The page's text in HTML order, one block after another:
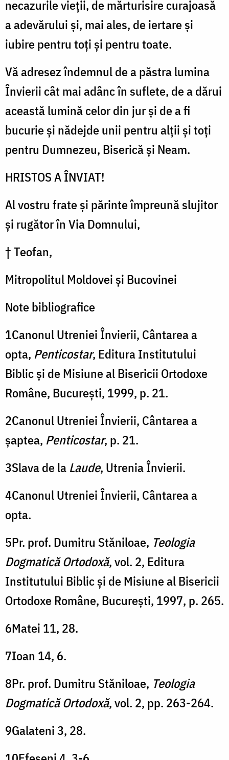
necazurile vieţii, de mărturisire curajoasă
a adevărului şi, mai ales, de iertare şi
iubire pentru toţi şi pentru toate.
Vă adresez îndemnul de a păstra lumina
Învierii cât mai adânc în suflete, de a dărui
această lumină celor din jur şi de a fi
bucurie şi nădejde unii pentru alţii şi toţi
pentru Dumnezeu, Biserică şi Neam.
HRISTOS A ÎNVIAT!
Al vostru frate şi părinte împreună slujitor
şi rugător în Via Domnului,
† Teofan,
Mitropolitul Moldovei şi Bucovinei
Note bibliografice
1Canonul Utreniei Învierii, Cântarea a
opta, Penticostar, Editura Institutului
Biblic şi de Misiune al Bisericii Ortodoxe
Române, Bucureşti, 1999, p. 21.
2Canonul Utreniei Învierii, Cântarea a
şaptea, Penticostar, p. 21.
3Slava de la Laude, Utrenia Învierii.
4Canonul Utreniei Învierii, Cântarea a
opta.
5Pr. prof. Dumitru Stăniloae, Teologia
Dogmatică Ortodoxă, vol. 2, Editura
Institutului Biblic şi de Misiune al Bisericii
Ortodoxe Române, Bucureşti, 1997, p. 265.
6Matei 11, 28.
7Ioan 14, 6.
8Pr. prof. Dumitru Stăniloae, Teologia
Dogmatică Ortodoxă, vol. 2, pp. 263-264.
9Galateni 3, 28.